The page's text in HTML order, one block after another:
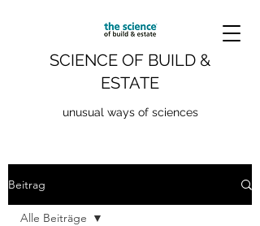
SCIENCE OF BUILD &
ESTATE
unusual ways of sciences
Beitrag
Alle Beiträge